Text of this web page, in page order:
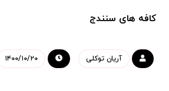
کافه های سنندج
آریان توکلی ۱۴۰۰/۱۰/۲۰